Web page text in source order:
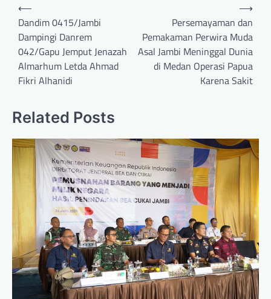
⟵
Dandim 0415/Jambi
Dampingi Danrem
042/Gapu Jemput Jenazah
Almarhum Letda Ahmad
Fikri Alhanidi
Persemayaman dan
Pemakaman Perwira Muda
Asal Jambi Meninggal Dunia
di Medan Operasi Papua
Karena Sakit
⟶
Related Posts